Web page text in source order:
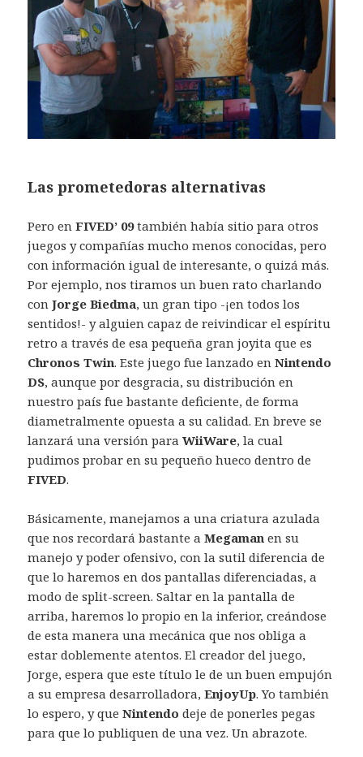
Las prometedoras alternativas
Pero enFIVED’ 09también había sitio para otros
juegos y compañías mucho menos conocidas, pero
con información igual de interesante, o quizá más.
Por ejemplo, nos tiramos un buen rato charlando
conJorge Biedma, un gran tipo -¡en todos los
sentidos!- y alguien capaz de reivindicar el espíritu
retro a través de esa pequeña gran joyita que es
Chronos Twin. Este juego fue lanzado enNintendo
DS, aunque por desgracia, su distribución en
nuestro país fue bastante deficiente, de forma
diametralmente opuesta a su calidad. En breve se
lanzará una versión paraWiiWare, la cual
pudimos probar en su pequeño hueco dentro de
FIVED.
Básicamente, manejamos a una criatura azulada
que nos recordará bastante aMegaman en su
manejo y poder ofensivo, con la sutil diferencia de
que lo haremos en dos pantallas diferenciadas, a
modo de split-screen. Saltar en la pantalla de
arriba, haremos lo propio en la inferior, creándose
de esta manera una mecánica que nos obliga a
estar doblemente atentos. El creador del juego,
Jorge, espera que este título le de un buen empujón
a su empresa desarrolladora,EnjoyUp. Yo también
lo espero, y queNintendo deje de ponerles pegas
para que lo publiquen de una vez. Un abrazote.